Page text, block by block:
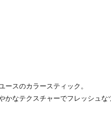
スのカラースティック。
なテクスチャーでフレッシュな